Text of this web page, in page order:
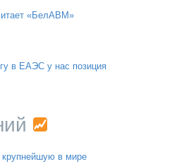
«БелАВМ»
в ЕАЭС у нас позиция
крупнейшую в мире